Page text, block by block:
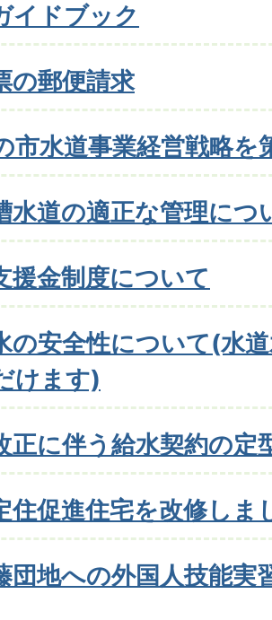
イドブック
の郵便請求
市水道事業経営戦略を
水道の適正な管理につ
援金制度について
の安全性について(水
けます)
正に伴う給水契約の定
住促進住宅を改修しま
団地への外国人技能実